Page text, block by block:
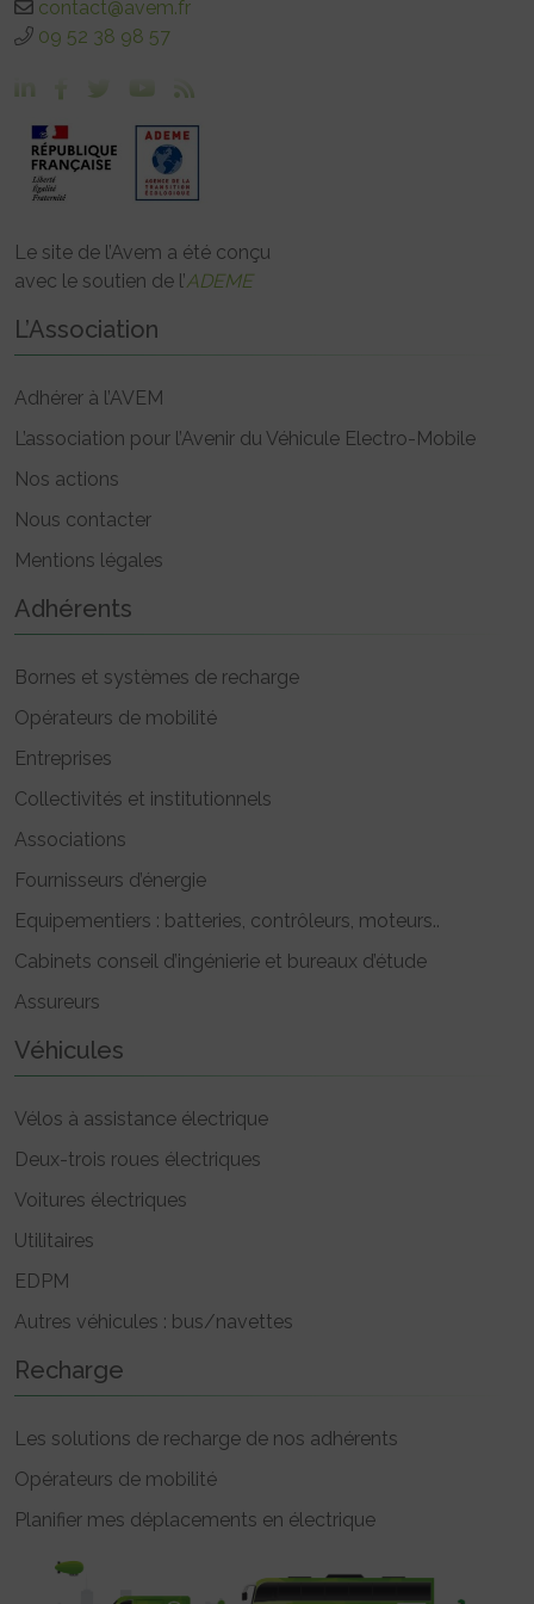
contact@avem.fr
09 52 38 98 57
Le site de l’Avem a été conçu
avec le soutien de l’ADEME
L’Association
Adhérer à l’AVEM
L’association pour l’Avenir du Véhicule Electro-Mobile
Nos actions
Nous contacter
Mentions légales
Adhérents
Bornes et systèmes de recharge
Opérateurs de mobilité
Entreprises
Collectivités et institutionnels
Associations
Fournisseurs d’énergie
Equipementiers : batteries, contrôleurs, moteurs..
Cabinets conseil d’ingénierie et bureaux d’étude
Assureurs
Véhicules
Vélos à assistance électrique
Deux-trois roues électriques
Voitures électriques
Utilitaires
EDPM
Autres véhicules : bus/navettes
Recharge
Les solutions de recharge de nos adhérents
Opérateurs de mobilité
Planifier mes déplacements en électrique